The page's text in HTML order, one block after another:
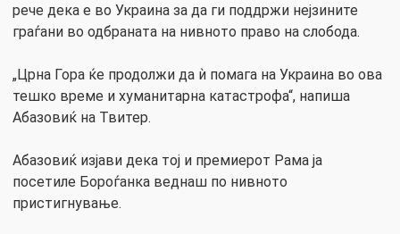
рече дека е во Украина за да ги поддржи нејзините
граѓани во одбраната на нивното право на слобода.
„Црна Гора ќе продолжи да ѝ помага на Украина во ова
тешко време и хуманитарна катастрофа“, напиша
Абазовиќ на Твитер.
Абазовиќ изјави дека тој и премиерот Рама ја
посетиле Бороѓанка веднаш по нивното
пристигнување.